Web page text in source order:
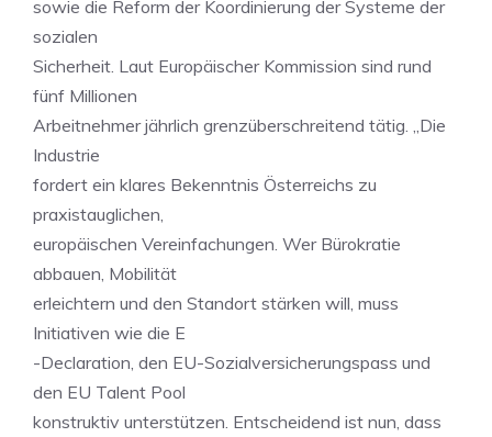
sowie die Reform der Koordinierung der Systeme der
sozialen
Sicherheit. Laut Europäischer Kommission sind rund
fünf Millionen
Arbeitnehmer jährlich grenzüberschreitend tätig. „Die
Industrie
fordert ein klares Bekenntnis Österreichs zu
praxistauglichen,
europäischen Vereinfachungen. Wer Bürokratie
abbauen, Mobilität
erleichtern und den Standort stärken will, muss
Initiativen wie die E
-Declaration, den EU-Sozialversicherungspass und
den EU Talent Pool
konstruktiv unterstützen. Entscheidend ist nun, dass